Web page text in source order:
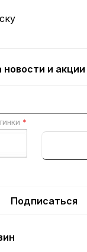
новости и акции
*
Подписаться